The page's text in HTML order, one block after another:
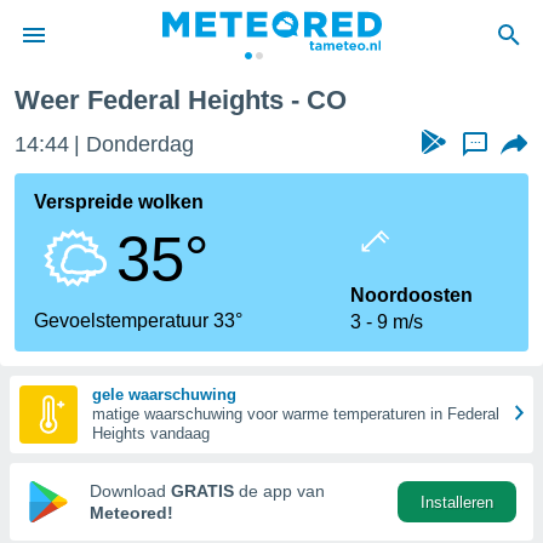
door
verstrekte
hoge
hebt de
voor
op basis
Weer Federal Heights - CO
14:44 Donderdag ...
Verspreide wolken
35°
Gevoelstemperatuur 33°
Noordoosten
3
9 m/s
gele waarschuwing
matige waarschuwing voor warme temperaturen in Federal
Heights vandaag
Download GRATIS de app van
Meteored!
Installeren